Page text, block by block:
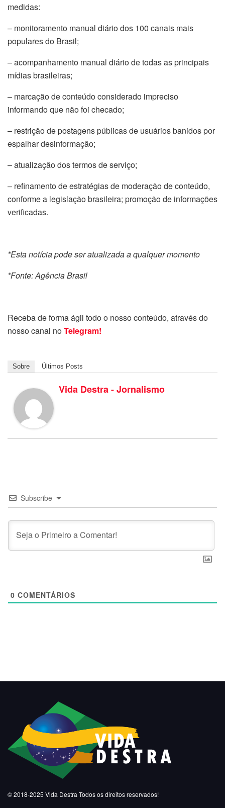
medidas:
– monitoramento manual diário dos 100 canais mais
populares do Brasil;
– acompanhamento manual diário de todas as principais
mídias brasileiras;
– marcação de conteúdo considerado impreciso
informando que não foi checado;
– restrição de postagens públicas de usuários banidos por
espalhar desinformação;
– atualização dos termos de serviço;
– refinamento de estratégias de moderação de conteúdo,
conforme a legislação brasileira; promoção de informações
verificadas.
*Esta notícia pode ser atualizada a qualquer momento
*Fonte: Agência Brasil
Receba de forma ágil todo o nosso conteúdo, através do
nosso canal noTelegram!
Sobre Últimos Posts
Vida Destra - Jornalismo
Subscribe
0 COMENTÁRIOS
© 2018-2025 Vida Destra Todos os direitos reservados!